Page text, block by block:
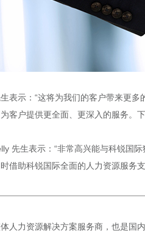
表示：“这将为我们的客户带来更
客户提供更全面、更深入的服务。
先生表示：“非常高兴能与科锐国
借助科锐国际全面的人力资源服务
人力资源解决方案服务商，也是